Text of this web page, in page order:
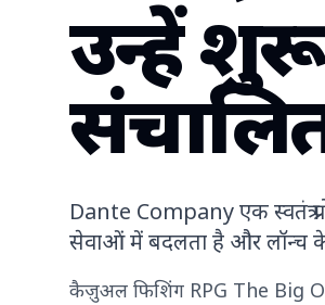
उन्हें
Dante Company एक स्वतंत्र
सेवाओं में बदलता है और लॉन्च के
कैज़ुअल फिशिंग RPG The Big